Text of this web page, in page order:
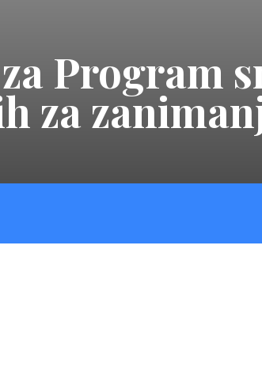
Program
za